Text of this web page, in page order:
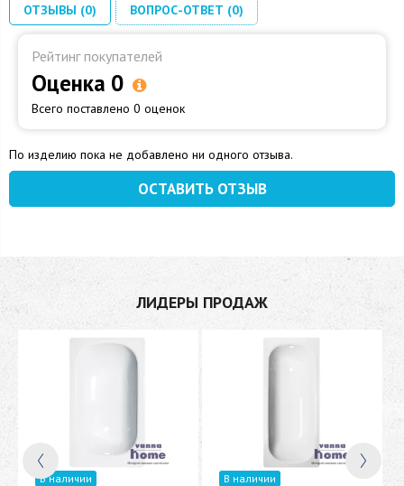
ОТЗЫВЫ (0) ВОПРОС-ОТВЕТ (0)
Рейтинг покупателей
Оценка 0
Всего поставлено 0 оценок
По изделию пока не добавлено ни одного отзыва.
ОСТАВИТЬ ОТЗЫВ
ЛИДЕРЫ ПРОДАЖ
В наличии В наличии